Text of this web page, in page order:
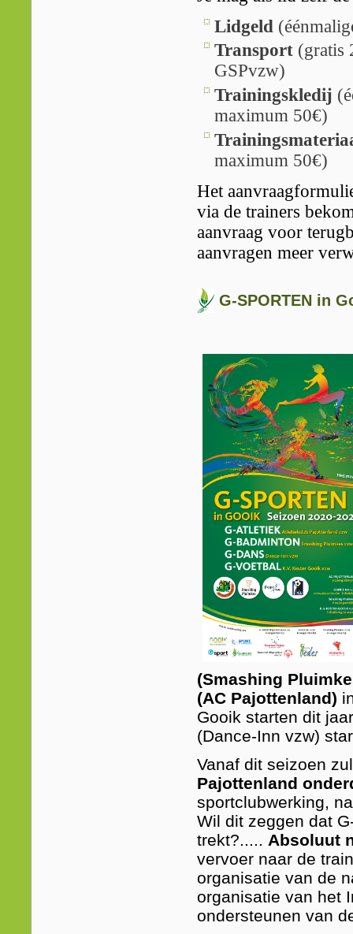
Lidgeld
Transport (gratis
GSPvzw)
Trainingskledij
maximum 50€)
maximum 50€)
Het
via de trainers
aanvraag voor
aanvragen meer
G-SPORTEN in
(Smashing
(AC Pajottenland)
Gooik starten dit
(Dance-Inn vzw)
Vanaf dit seizoen
Pajottenland
sportclubwerking,
Wil dit zeggen dat
trekt?..... Absoluut
vervoer naar de
organisatie van de
organisatie van het
ondersteunen van